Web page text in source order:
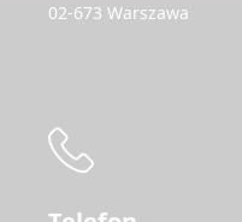
02-673 Warszawa